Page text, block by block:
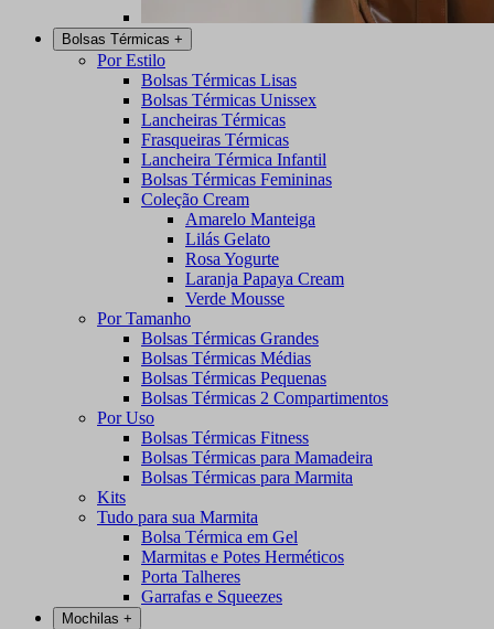
Bolsas Térmicas +
Por Estilo
Bolsas Térmicas Lisas
Bolsas Térmicas Unissex
Lancheiras Térmicas
Frasqueiras Térmicas
Lancheira Térmica Infantil
Bolsas Térmicas Femininas
Coleção Cream
Amarelo Manteiga
Lilás Gelato
Rosa Yogurte
Laranja Papaya Cream
Verde Mousse
Por Tamanho
Bolsas Térmicas Grandes
Bolsas Térmicas Médias
Bolsas Térmicas Pequenas
Bolsas Térmicas 2 Compartimentos
Por Uso
Bolsas Térmicas Fitness
Bolsas Térmicas para Mamadeira
Bolsas Térmicas para Marmita
Kits
Tudo para sua Marmita
Bolsa Térmica em Gel
Marmitas e Potes Herméticos
Porta Talheres
Garrafas e Squeezes
Mochilas +